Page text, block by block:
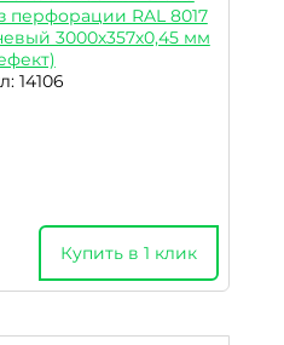
перфорации RAL 8017
3000х357х0,45 мм
14106
Купить в 1 клик